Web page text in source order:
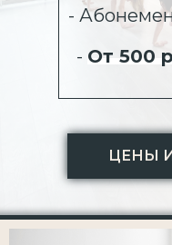
ЦЕНЫ
-
- От 500